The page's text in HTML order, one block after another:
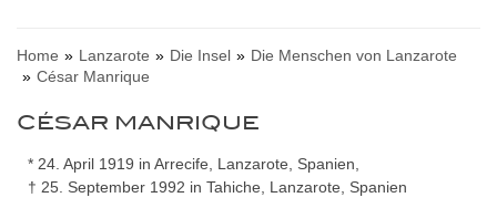
Home Lanzarote Die Insel
Die Menschen von Lanzarote
César Manrique
CÉSAR MANRIQUE
* 24. April 1919 in Arrecife, Lanzarote, Spanien,
† 25. September 1992 in Tahiche, Lanzarote, Spanien